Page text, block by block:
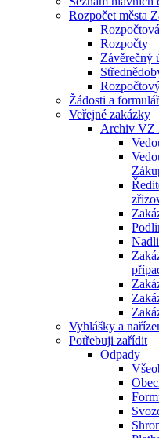
Rozpočet města
Rozpočty
Závěrečný
Žádosti a
Veřejné zakázky
Archiv VZ
Vyhlášky a
Potřebuji zařídit
Odpady